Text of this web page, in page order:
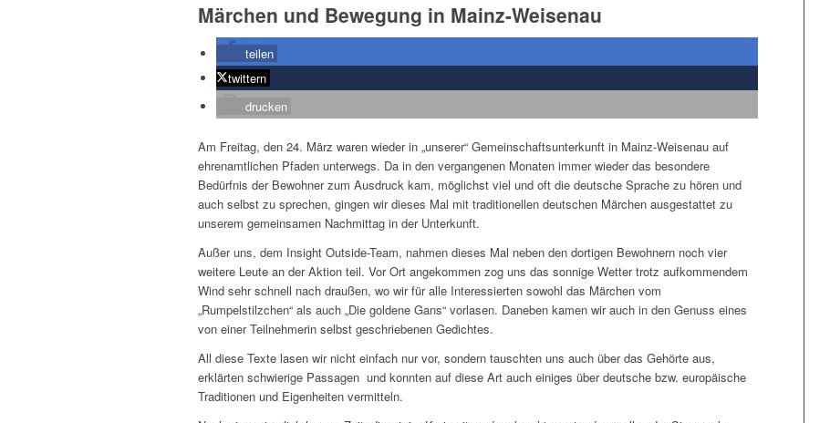
Märchen und Bewegung in Mainz-Weisenau
teilen
twittern
drucken
Am Freitag, den 24. März waren wieder in „unserer“ Gemeinschaftsunterkunft in Mainz-Weisenau auf
ehrenamtlichen Pfaden unterwegs. Da in den vergangenen Monaten immer wieder das besondere
Bedürfnis der Bewohner zum Ausdruck kam, möglichst viel und oft die deutsche Sprache zu hören und
auch selbst zu sprechen, gingen wir dieses Mal mit traditionellen deutschen Märchen ausgestattet zu
unserem gemeinsamen Nachmittag in der Unterkunft.
Außer uns, dem Insight Outside-Team, nahmen dieses Mal neben den dortigen Bewohnern noch vier
weitere Leute an der Aktion teil. Vor Ort angekommen zog uns das sonnige Wetter trotz aufkommendem
Wind sehr schnell nach draußen, wo wir für alle Interessierten sowohl das Märchen vom
„Rumpelstilzchen“ als auch „Die goldene Gans“ vorlasen. Daneben kamen wir auch in den Genuss eines
von einer Teilnehmerin selbst geschriebenen Gedichtes.
All diese Texte lasen wir nicht einfach nur vor, sondern tauschten uns auch über das Gehörte aus,
erklärten schwierige Passagen und konnten auf diese Art auch einiges über deutsche bzw. europäische
Traditionen und Eigenheiten vermitteln.